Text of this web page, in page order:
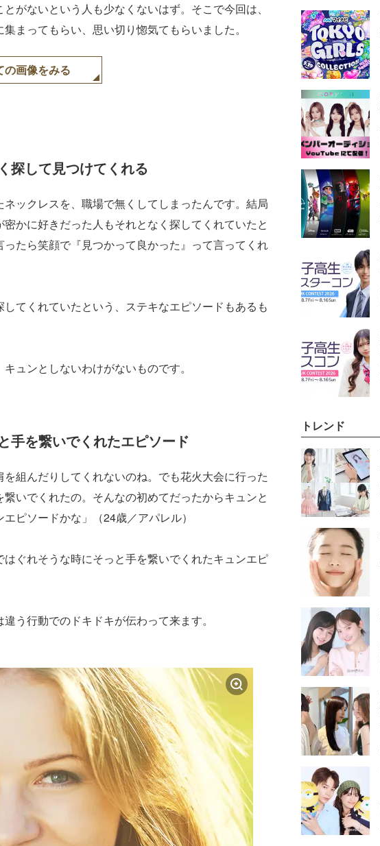
がないという人も少なくないはず。そこで今回は、
まってもらい、思い切り惚気てもらいました。
の画像をみる
探して見つけてくれる
ックレスを、職場で無くしてしまったんです。結局
かに好きだった人もそれとなく探してくれていたと
たら笑顔で『見つかって良かった』って言ってくれ
てくれていたという、ステキなエピソードもあるも
ュンとしないわけがないものです。
手を繋いでくれたエピソード
組んだりしてくれないのね。でも花火大会に行った
いでくれたの。そんなの初めてだったからキュンと
ピソードかな」（24歳／アパレル）
ぐれそうな時にそっと手を繋いでくれたキュンエピ
う行動でのドキドキが伝わって来ます。
トレンド